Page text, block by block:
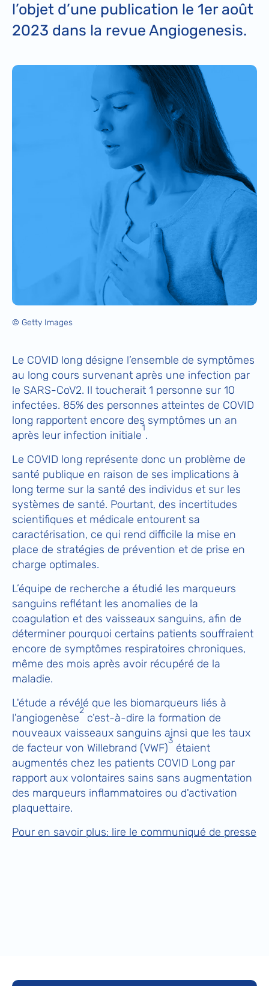
l’objet d’une publication le 1er août
2023 dans la revue Angiogenesis.
© Getty Images
Le COVID long désigne l’ensemble de symptômes
au long cours survenant après une infection par
le SARS-CoV2. Il toucherait 1 personne sur 10
infectées. 85% des personnes atteintes de COVID
long rapportent encore des symptômes un an
après leur infection initiale
1
.
Le COVID long représente donc un problème de
santé publique en raison de ses implications à
long terme sur la santé des individus et sur les
systèmes de santé. Pourtant, des incertitudes
scientifiques et médicale entourent sa
caractérisation, ce qui rend difficile la mise en
place de stratégies de prévention et de prise en
charge optimales.
L’équipe de recherche a étudié les marqueurs
sanguins reflétant les anomalies de la
coagulation et des vaisseaux sanguins, afin de
déterminer pourquoi certains patients souffraient
encore de symptômes respiratoires chroniques,
même des mois après avoir récupéré de la
maladie.
L'étude a révélé que les biomarqueurs liés à
l'angiogenèse
2
c’est-à-dire la formation de
nouveaux vaisseaux sanguins ainsi que les taux
de facteur von Willebrand (VWF)
3
étaient
augmentés chez les patients COVID Long par
rapport aux volontaires sains sans augmentation
des marqueurs inflammatoires ou d'activation
plaquettaire.
Pour en savoir plus: lire le communiqué de presse